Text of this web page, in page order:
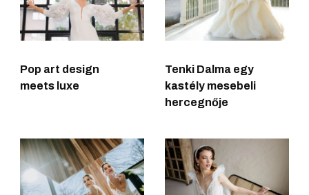
Pop art design
meets luxe
Tenki Dalma egy
kastély mesebeli
hercegnője